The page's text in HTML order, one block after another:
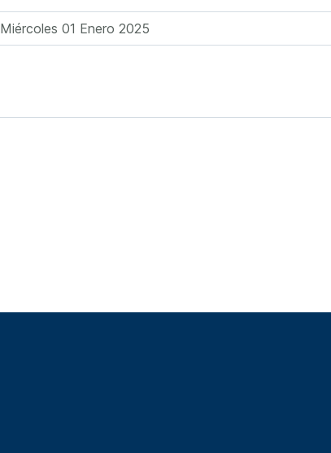
Miércoles 01 Enero 2025